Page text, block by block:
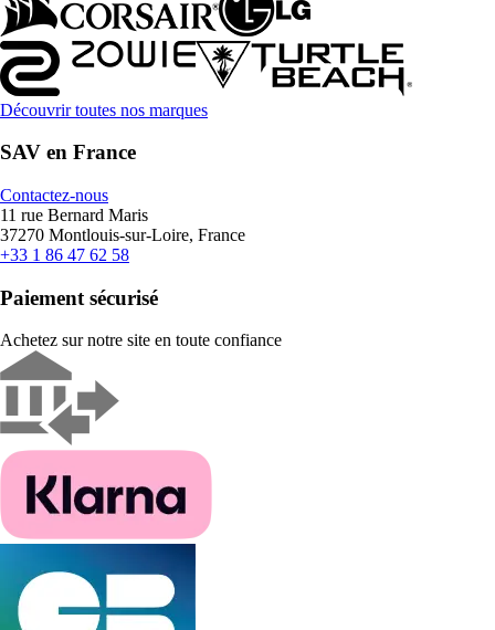
Découvrir toutes nos marques
SAV en France
Contactez-nous
11 rue Bernard Maris
37270 Montlouis-sur-Loire, France
+33 1 86 47 62 58
Paiement sécurisé
Achetez sur notre site en toute confiance